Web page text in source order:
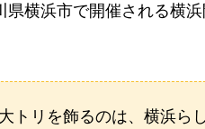
県横浜市で開催される横
トリを飾るのは、横浜ら